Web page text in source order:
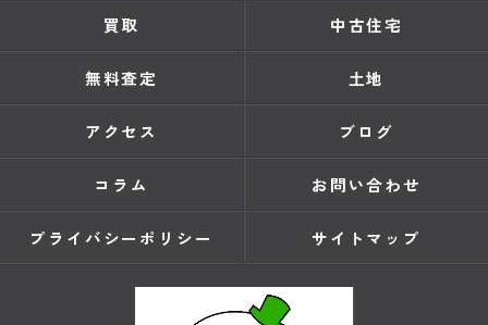
買取 中古住宅
無料査定 土地
アクセス ブログ
コラム お問い合わせ
プライバシーポリシー サイトマップ